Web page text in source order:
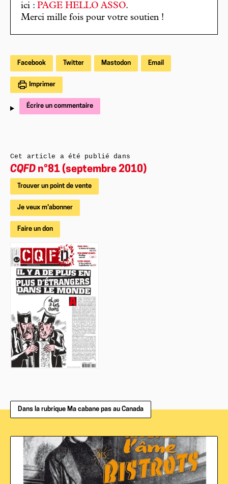
ici : PAGE HELLO ASSO.
Merci mille fois pour votre soutien !
Facebook Twitter Mastodon Email
Imprimer
Écrire un commentaire
Cet article a été publié dans
CQFD n°81 (septembre 2010)
Trouver un point de vente
Je veux m'abonner
Faire un don
Dans la rubrique Ma cabane pas au Canada